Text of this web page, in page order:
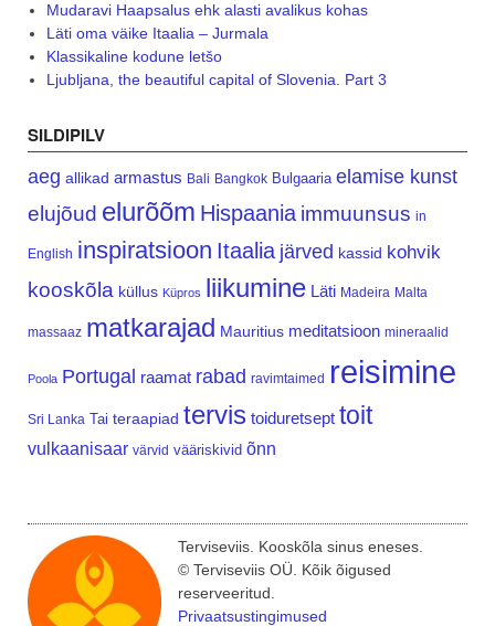
Mudaravi Haapsalus ehk alasti avalikus kohas
Läti oma väike Itaalia – Jurmala
Klassikaline kodune letšo
Ljubljana, the beautiful capital of Slovenia. Part 3
SILDIPILV
aeg allikad armastus Bali Bangkok Bulgaaria elamise kunst
elujõud elurõõm Hispaania immuunsus in
English inspiratsioon Itaalia järved kassid kohvik
kooskõla küllus Küpros liikumine Läti Madeira Malta
massaaz matkarajad Mauritius meditatsioon mineraalid
Poola Portugal raamat rabad ravimtaimed reisimine
Sri Lanka Tai teraapiad tervis toiduretsept toit
vulkaanisaar värvid vääriskivid õnn
Terviseviis. Kooskõla sinus eneses.
© Terviseviis OÜ. Kõik õigused
reserveeritud.
Privaatsustingimused